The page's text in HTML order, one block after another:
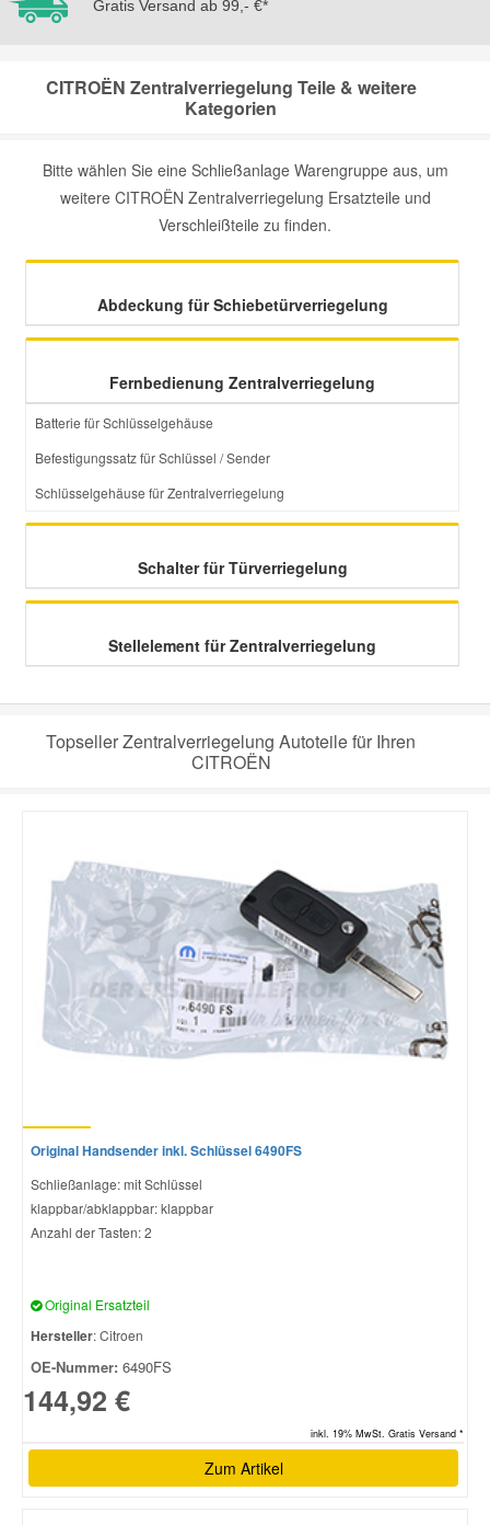
Gratis Versand ab 99,- €*
CITROËN Zentralverriegelung Teile & weitere
Kategorien
Bitte wählen Sie eine Schließanlage Warengruppe aus, um
weitere CITROËN Zentralverriegelung Ersatzteile und
Verschleißteile zu finden.
Abdeckung für Schiebetürverriegelung
Fernbedienung Zentralverriegelung
Batterie für Schlüsselgehäuse
Befestigungssatz für Schlüssel / Sender
Schlüsselgehäuse für Zentralverriegelung
Schalter für Türverriegelung
Stellelement für Zentralverriegelung
Topseller Zentralverriegelung Autoteile für Ihren
CITROËN
Original Handsender inkl. Schlüssel 6490FS
Schließanlage: mit Schlüssel
klappbar/abklappbar: klappbar
Anzahl der Tasten: 2
Original Ersatzteil
Hersteller: Citroen
OE-Nummer: 6490FS
144,92 €
inkl. 19% MwSt. Gratis Versand *
Zum Artikel